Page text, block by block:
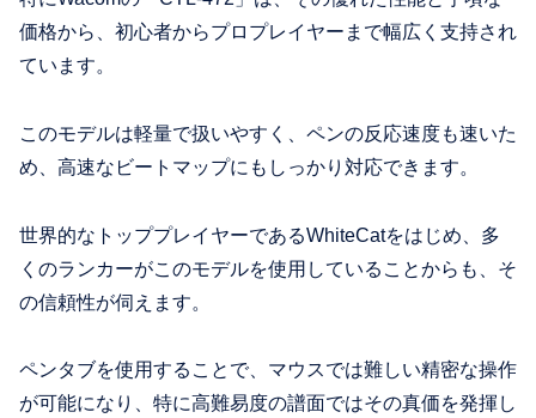
価格から、初心者からプロプレイヤーまで幅広く支持され
ています。
このモデルは軽量で扱いやすく、ペンの反応速度も速いた
め、高速なビートマップにもしっかり対応できます。
世界的なトッププレイヤーであるWhiteCatをはじめ、多
くのランカーがこのモデルを使用していることからも、そ
の信頼性が伺えます。
ペンタブを使用することで、マウスでは難しい精密な操作
が可能になり、特に高難易度の譜面ではその真価を発揮し